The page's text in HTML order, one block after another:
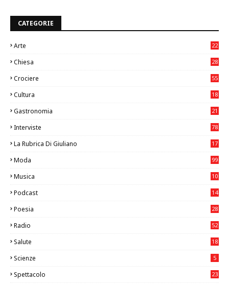
CATEGORIE
Arte
22
Chiesa
28
Crociere 55
Cultura
18
Gastronomia
21
Interviste 78
La Rubrica Di Giuliano
17
Moda 99
Musica
10
Podcast 14
Poesia 28
Radio 52
Salute
18
Scienze 5
Spettacolo 23